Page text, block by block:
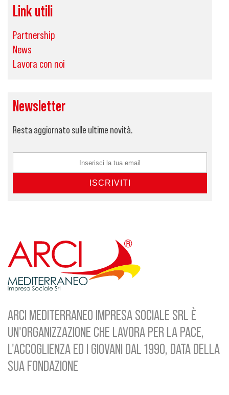
Link utili
Partnership
News
Lavora con noi
Newsletter
Resta aggiornato sulle ultime novità.
ARCI MEDITERRANEO IMPRESA SOCIALE SRL È
UN'ORGANIZZAZIONE CHE LAVORA PER LA PACE,
L'ACCOGLIENZA ED I GIOVANI DAL 1990, DATA DELLA
SUA FONDAZIONE